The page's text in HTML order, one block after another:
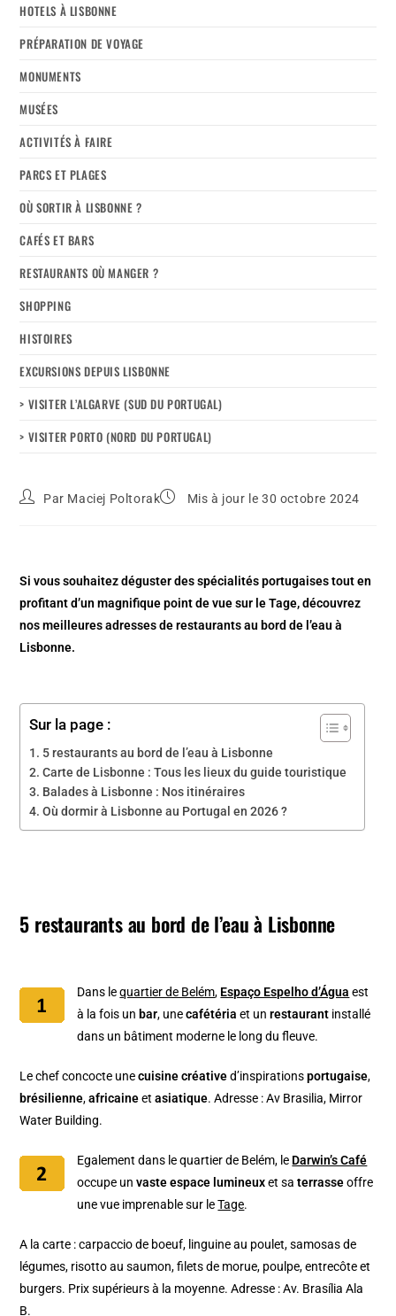
HOTELS À LISBONNE
PRÉPARATION DE VOYAGE
MONUMENTS
MUSÉES
ACTIVITÉS À FAIRE
PARCS ET PLAGES
OÙ SORTIR À LISBONNE ?
CAFÉS ET BARS
RESTAURANTS OÙ MANGER ?
SHOPPING
HISTOIRES
EXCURSIONS DEPUIS LISBONNE
> VISITER L’ALGARVE (SUD DU PORTUGAL)
> VISITER PORTO (NORD DU PORTUGAL)
Par Maciej Poltorak Mis à jour le 30 octobre 2024
Si vous souhaitez déguster des spécialités portugaises tout en
profitant d’un magnifique point de vue sur le Tage, découvrez
nos meilleures adresses de restaurants au bord de l’eau à
Lisbonne.
Sur la page :
5 restaurants au bord de l’eau à Lisbonne
Carte de Lisbonne : Tous les lieux du guide touristique
Balades à Lisbonne : Nos itinéraires
Où dormir à Lisbonne au Portugal en 2026 ?
5 restaurants au bord de l’eau à Lisbonne
Dans lequartier de Belém, Espaço Espelho d’Água est
à la fois un bar, unecafétéria et unrestaurant installé
dans un bâtiment moderne le long du fleuve.
Le chef concocte unecuisine créatived’inspirationsportugaise,
brésilienne,africaineetasiatique. Adresse : Av Brasilia, Mirror
Water Building.
Egalement dans le quartier de Belém, le Darwin’s Café
occupe unvaste espace lumineuxet saterrasseoffre
une vue imprenable sur leTage.
A la carte : carpaccio de boeuf, linguine au poulet, samosas de
légumes, risotto au saumon, filets de morue, poulpe, entrecôte et
burgers. Prix supérieurs à la moyenne. Adresse : Av. Brasília Ala
B.